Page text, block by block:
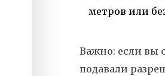
метров или
Важно: если вы
подавали